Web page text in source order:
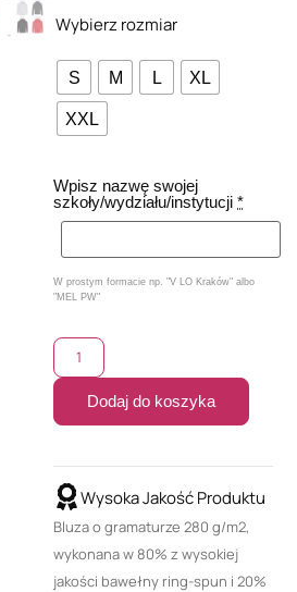
Wybierz rozmiar
S M L XL
XXL
Wpisz nazwę swojej
szkoły/wydziału/instytucji *
W prostym formacie np. "V LO Kraków" albo
"MEL PW"
Dodaj do koszyka
Wysoka Jakość Produktu
Bluza o gramaturze 280 g/m2,
wykonana w 80% z wysokiej
jakości bawełny ring-spun i 20%